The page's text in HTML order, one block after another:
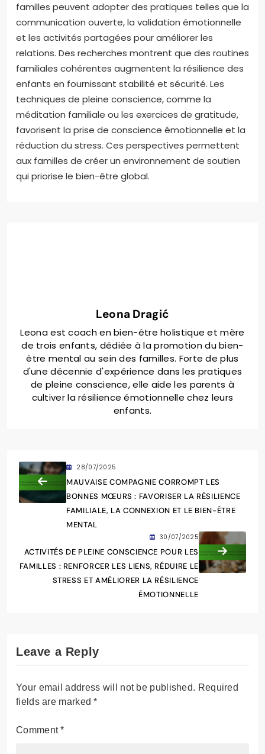
familles peuvent adopter des pratiques telles que la
communication ouverte, la validation émotionnelle
et les activités partagées pour améliorer les
relations. Des recherches montrent que des routines
familiales cohérentes augmentent la résilience des
enfants en fournissant stabilité et sécurité. Les
techniques de pleine conscience, comme la
méditation familiale ou les exercices de gratitude,
favorisent la prise de conscience émotionnelle et la
réduction du stress. Ces perspectives permettent
aux familles de créer un environnement de soutien
qui priorise le bien-être global.
Leona Dragić
Leona est coach en bien-être holistique et mère
de trois enfants, dédiée à la promotion du bien-
être mental au sein des familles. Forte de plus
d'une décennie d'expérience dans les pratiques
de pleine conscience, elle aide les parents à
cultiver la résilience émotionnelle chez leurs
enfants.
28/07/2025
MAUVAISE COMPAGNIE CORROMPT LES
BONNES MŒURS : FAVORISER LA RÉSILIENCE
FAMILIALE, LA CONNEXION ET LE BIEN-ÊTRE
MENTAL
30/07/2025
ACTIVITÉS DE PLEINE CONSCIENCE POUR LES
FAMILLES : RENFORCER LES LIENS, RÉDUIRE LE
STRESS ET AMÉLIORER LA RÉSILIENCE
ÉMOTIONNELLE
Leave a Reply
Your email address will not be published. Required
fields are marked*
Comment*